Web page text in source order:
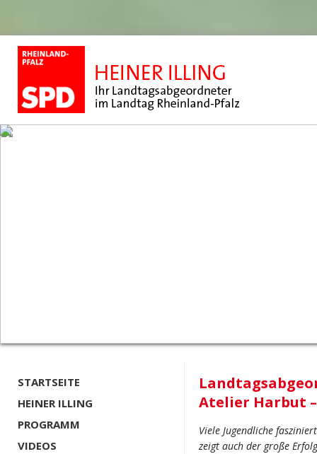
STARTSEITE
HEINER ILLING
PROGRAMM
VIDEOS
Atelier Harbut –
Viele Jugendliche
zeigt auch der große